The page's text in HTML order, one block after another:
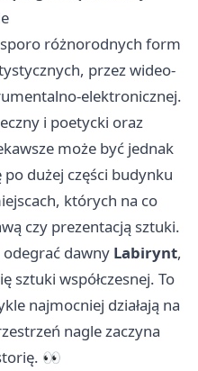
różnorodnych form
przez wideo-
elektronicznej.
i poetycki oraz
może być jednak
dużej części budynku
których na co
czy prezentacją sztuki.
dawny Labirynt,
sztuki współczesnej. To
najmocniej działają na
nagle zaczyna
👀